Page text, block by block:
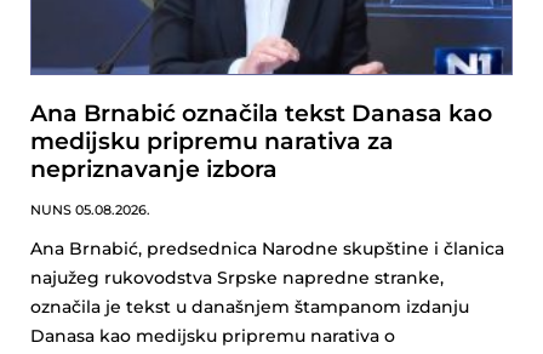
Ana Brnabić označila tekst Danasa kao
medijsku pripremu narativa za
nepriznavanje izbora
NUNS 05.08.2026.
Ana Brnabić, predsednica Narodne skupštine i članica
najužeg rukovodstva Srpske napredne stranke,
označila je tekst u današnjem štampanom izdanju
Danasa kao medijsku pripremu narativa o